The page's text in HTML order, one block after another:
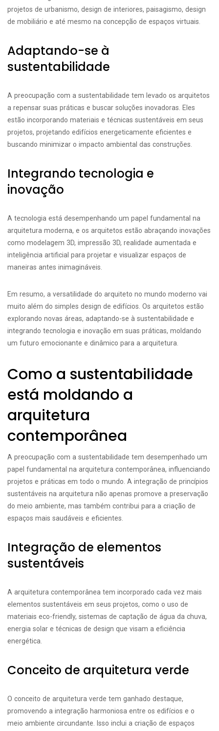
projetos de urbanismo, design de interiores, paisagismo, design
de mobiliário e até mesmo na concepção de espaços virtuais.
Adaptando-se à
sustentabilidade
A preocupação com a sustentabilidade tem levado os arquitetos
a repensar suas práticas e buscar soluções inovadoras. Eles
estão incorporando materiais e técnicas sustentáveis em seus
projetos, projetando edifícios energeticamente eficientes e
buscando minimizar o impacto ambiental das construções.
Integrando tecnologia e
inovação
A tecnologia está desempenhando um papel fundamental na
arquitetura moderna, e os arquitetos estão abraçando inovações
como modelagem 3D, impressão 3D, realidade aumentada e
inteligência artificial para projetar e visualizar espaços de
maneiras antes inimagináveis.
Em resumo, a versatilidade do arquiteto no mundo moderno vai
muito além do simples design de edifícios. Os arquitetos estão
explorando novas áreas, adaptando-se à sustentabilidade e
integrando tecnologia e inovação em suas práticas, moldando
um futuro emocionante e dinâmico para a arquitetura.
Como a sustentabilidade
está moldando a
arquitetura
contemporânea
A preocupação com a sustentabilidade tem desempenhado um
papel fundamental na arquitetura contemporânea, influenciando
projetos e práticas em todo o mundo. A integração de princípios
sustentáveis na arquitetura não apenas promove a preservação
do meio ambiente, mas também contribui para a criação de
espaços mais saudáveis e eficientes.
Integração de elementos
sustentáveis
A arquitetura contemporânea tem incorporado cada vez mais
elementos sustentáveis em seus projetos, como o uso de
materiais eco-friendly, sistemas de captação de água da chuva,
energia solar e técnicas de design que visam a eficiência
energética.
Conceito de arquitetura verde
O conceito de arquitetura verde tem ganhado destaque,
promovendo a integração harmoniosa entre os edifícios e o
meio ambiente circundante. Isso inclui a criação de espaços